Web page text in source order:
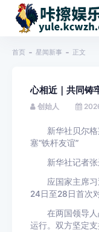
首页 星闻新事 正文
心相近｜共同铸
创始人
新华社贝尔格
塞“铁杆友谊”
新华社记者张
应国家主席习
24日至28日首次
在两国领导人
运行。双方坚定